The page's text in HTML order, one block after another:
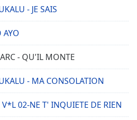
- JE SAIS
AYO
- QU'IL MONTE
- MA CONSOLATION
02-NE T' INQUIETE DE RIEN